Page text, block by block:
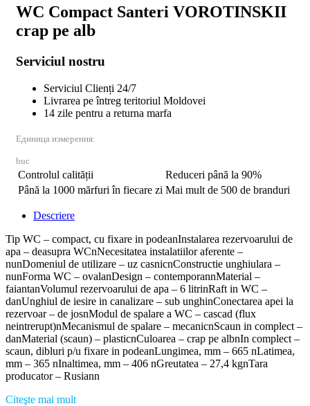
WC Compact Santeri VOROTINSKII
crap pe alb
Serviciul nostru
Serviciul Clienți 24/7
Livrarea pe întreg teritoriul Moldovei
14 zile pentru a returna marfa
Единица измерения:
buc
Controlul calității
Reduceri până la 90%
Până la 1000 mărfuri în fiecare zi Mai mult de 500 de branduri
Descriere
Tip WC – compact, cu fixare in podeanInstalarea rezervoarului de
apa – deasupra WCnNecesitatea instalatiilor aferente –
nunDomeniul de utilizare – uz casnicnConstructie unghiulara –
nunForma WC – ovalanDesign – contemporannMaterial –
faiantanVolumul rezervoarului de apa – 6 litrinRaft in WC –
danUnghiul de iesire in canalizare – sub unghinConectarea apei la
rezervoar – de josnModul de spalare a WC – cascad (flux
neintrerupt)nMecanismul de spalare – mecanicnScaun in complect –
danMaterial (scaun) – plasticnCuloarea – crap pe albnIn complect –
scaun, dibluri p/u fixare in podeanLungimea, mm – 665 nLatimea,
mm – 365 nInaltimea, mm – 406 nGreutatea – 27,4 kgnTara
producator – Rusiann
Citeşte mai mult